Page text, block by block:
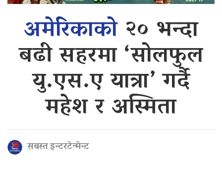
अमेरिकाको२० भन्दा
बढी सहरमा ‘सोलफुल
यु.एस.ए यात्रा’ गर्दै
महेश र अस्मिता
सबस्त इन्टरटेन्मेन्ट